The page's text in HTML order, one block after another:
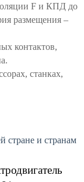
F и КПД до
размещения –
контактов,
станках,
стране и странам